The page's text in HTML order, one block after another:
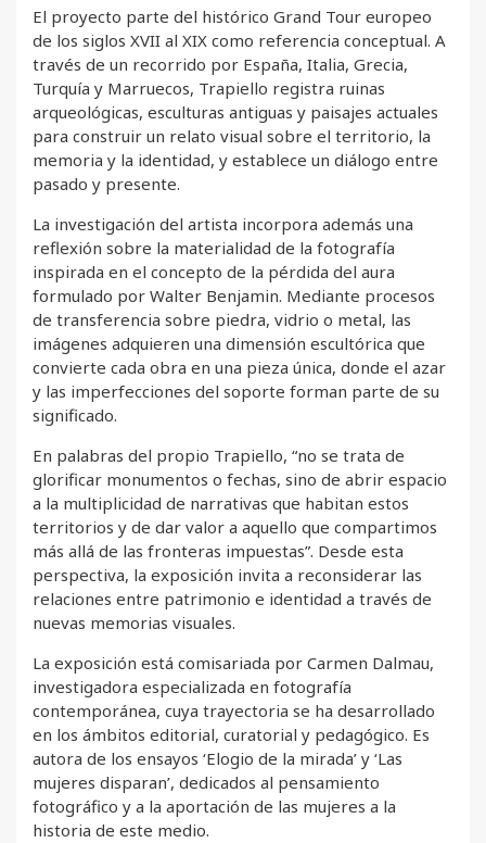
El proyecto parte del histórico Grand Tour europeo
de los siglos XVII al XIX como referencia conceptual. A
través de un recorrido por España, Italia, Grecia,
Turquía y Marruecos, Trapiello registra ruinas
arqueológicas, esculturas antiguas y paisajes actuales
para construir un relato visual sobre el territorio, la
memoria y la identidad, y establece un diálogo entre
pasado y presente.
La investigación del artista incorpora además una
reflexión sobre la materialidad de la fotografía
inspirada en el concepto de la pérdida del aura
formulado por Walter Benjamin. Mediante procesos
de transferencia sobre piedra, vidrio o metal, las
imágenes adquieren una dimensión escultórica que
convierte cada obra en una pieza única, donde el azar
y las imperfecciones del soporte forman parte de su
significado.
En palabras del propio Trapiello, “no se trata de
glorificar monumentos o fechas, sino de abrir espacio
a la multiplicidad de narrativas que habitan estos
territorios y de dar valor a aquello que compartimos
más allá de las fronteras impuestas”. Desde esta
perspectiva, la exposición invita a reconsiderar las
relaciones entre patrimonio e identidad a través de
nuevas memorias visuales.
La exposición está comisariada por Carmen Dalmau,
investigadora especializada en fotografía
contemporánea, cuya trayectoria se ha desarrollado
en los ámbitos editorial, curatorial y pedagógico. Es
autora de los ensayos ‘Elogio de la mirada’ y ‘Las
mujeres disparan’, dedicados al pensamiento
fotográfico y a la aportación de las mujeres a la
historia de este medio.